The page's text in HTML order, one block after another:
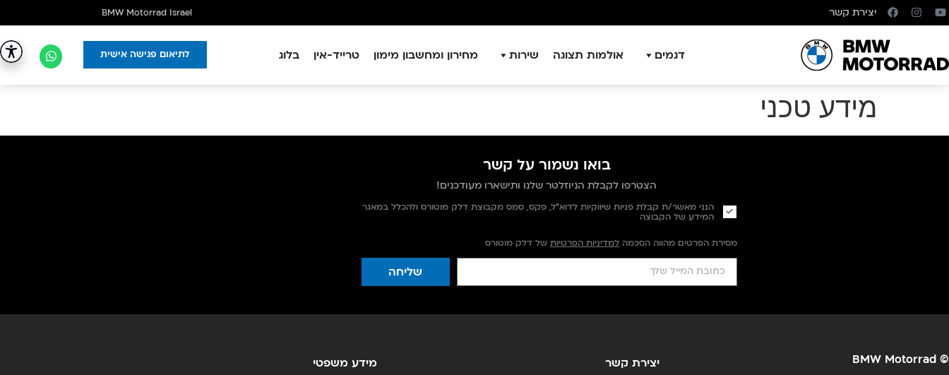
יצירת קשר BMW Motorrad Israel
דגמים אולמות תצוגה שירות מחירון ומחשבון מימון טרייד-אין בלוג לתיאום פגישה אישית
מידע טכני
בואו נשמור על קשר
הצטרפו לקבלת הניוזלטר שלנו ותישארו מעודכנים!
הנני מאשר/ת קבלת פניות שיווקיות לדוא"ל, פקס, סמס מקבוצת דלק מוטורס ולהכלל במאגר
המידע של הקבוצה
מסירת הפרטים מהווה הסכמה למדיניות הפרטיות של דלק מוטורס
שליחה
© BMW Motorrad יצירת קשר מידע משפטי